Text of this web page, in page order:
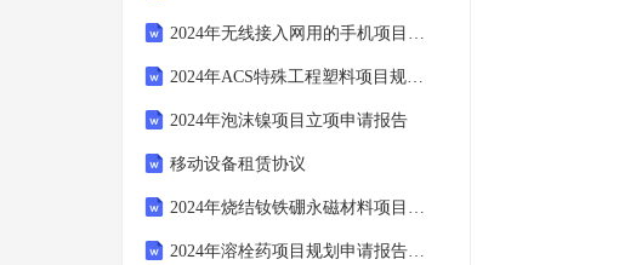
2024年无线接入网用的手机项目提案报告模板
2024年ACS特殊工程塑料项目规划申请报告模板
2024年泡沫镍项目立项申请报告
移动设备租赁协议
2024年烧结钕铁硼永磁材料项目提案报告范样
2024年溶栓药项目规划申请报告范本